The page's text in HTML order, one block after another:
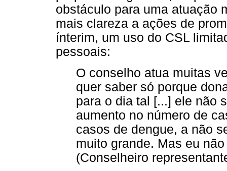
obstáculo para uma atuação
mais clareza a ações de
ínterim, um uso do CSL
pessoais:
O conselho atua muitas
quer saber só porque
para o dia tal [...] ele não
aumento no número de
casos de dengue, a não
muito grande. Mas eu
(Conselheiro